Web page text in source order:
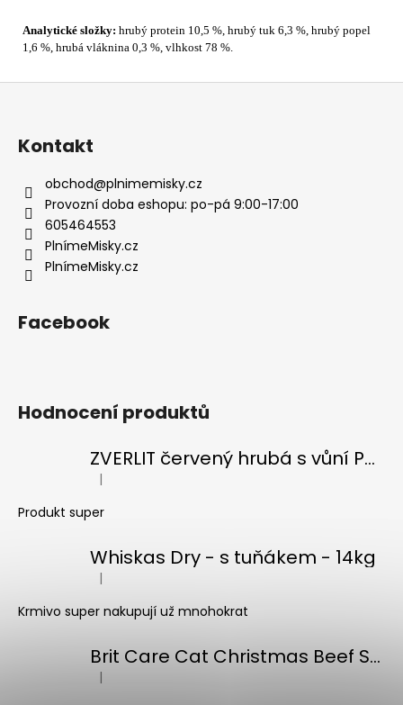
Analytické složky: hrubý protein 10,5 %, hrubý tuk 6,3 %, hrubý popel
1,6 %, hrubá vláknina 0,3 %, vlhkost 78 %.
Z
Kontakt
obchod@plnimemisky.cz
Provozní doba eshopu: po-pá 9:00-17:00
605464553
PlnímeMisky.cz
PlnímeMisky.cz
Facebook
Hodnocení produktů
ZVERLIT červený hrubá s vůní Podestýlka kočka 10kg
Hodnocení produktu je 5 z 5 hvězdiček.
|
Produkt super
Whiskas Dry - s tuňákem - 14kg
Hodnocení produktu je 5 z 5 hvězdiček.
|
Krmivo super nakupují už mnohokrat
Brit Care Cat Christmas Beef Soup 75g
Hodnocení produktu je 5 z 5 hvězdiček.
|